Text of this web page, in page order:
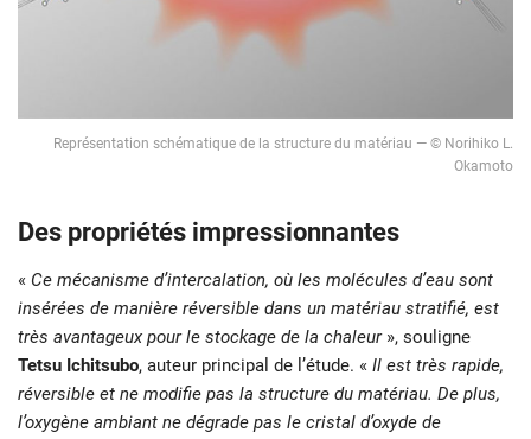
Représentation schématique de la structure du matériau — © Norihiko L.
Okamoto
Des propriétés impressionnantes
« Ce mécanisme d’intercalation, où les molécules d’eau sont
insérées de manière réversible dans un matériau stratifié, est
très avantageux pour le stockage de la chaleur », souligne
Tetsu Ichitsubo, auteur principal de l’étude. « Il est très rapide,
réversible et ne modifie pas la structure du matériau. De plus,
l’oxygène ambiant ne dégrade pas le cristal d’oxyde de